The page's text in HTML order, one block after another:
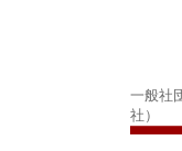
一般社
社）